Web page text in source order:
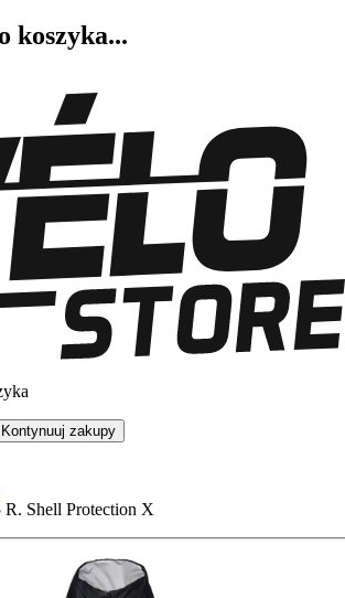
koszyka...
Kontynuuj zakupy
Shell Protection X